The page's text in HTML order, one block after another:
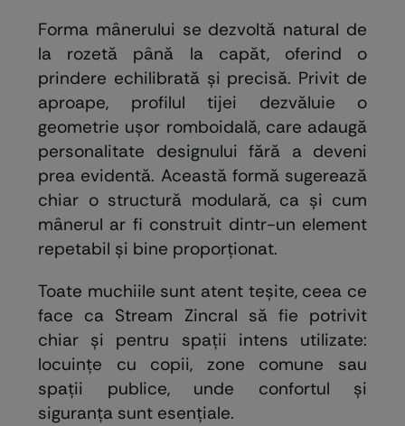
Forma mânerului se dezvoltă natural de
la rozetă până la capăt, oferind o
prindere echilibrată și precisă. Privit de
aproape, profilul tijei dezvăluie o
geometrie ușor romboidală, care adaugă
personalitate designului fără a deveni
prea evidentă. Această formă sugerează
chiar o structură modulară, ca și cum
mânerul ar fi construit dintr-un element
repetabil și bine proporționat.
Toate muchiile sunt atent teșite, ceea ce
face ca Stream Zincral să fie potrivit
chiar și pentru spații intens utilizate:
locuințe cu copii, zone comune sau
spații publice, unde confortul și
siguranța sunt esențiale.